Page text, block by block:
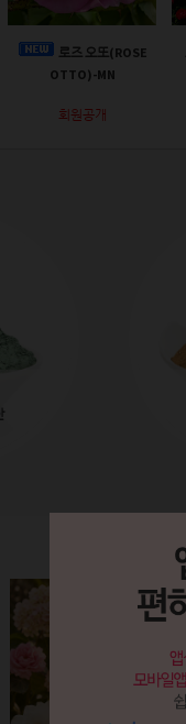
로즈 오또(ROSE
OTTO)-MN
회원공개